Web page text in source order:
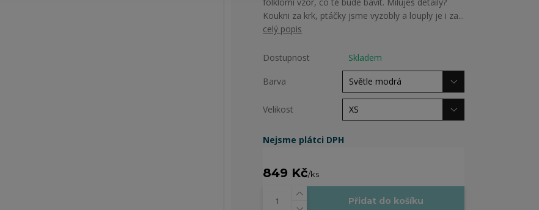
Koukni za krk, ptáčky jsme vyzobly a louply je i za...
celý popis
Dostupnost Skladem
Barva
Velikost
Nejsme plátci DPH
849 Kč/ks
Přidat do košíku